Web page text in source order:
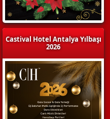
Castival Hotel Antalya Yılbaşı
2026